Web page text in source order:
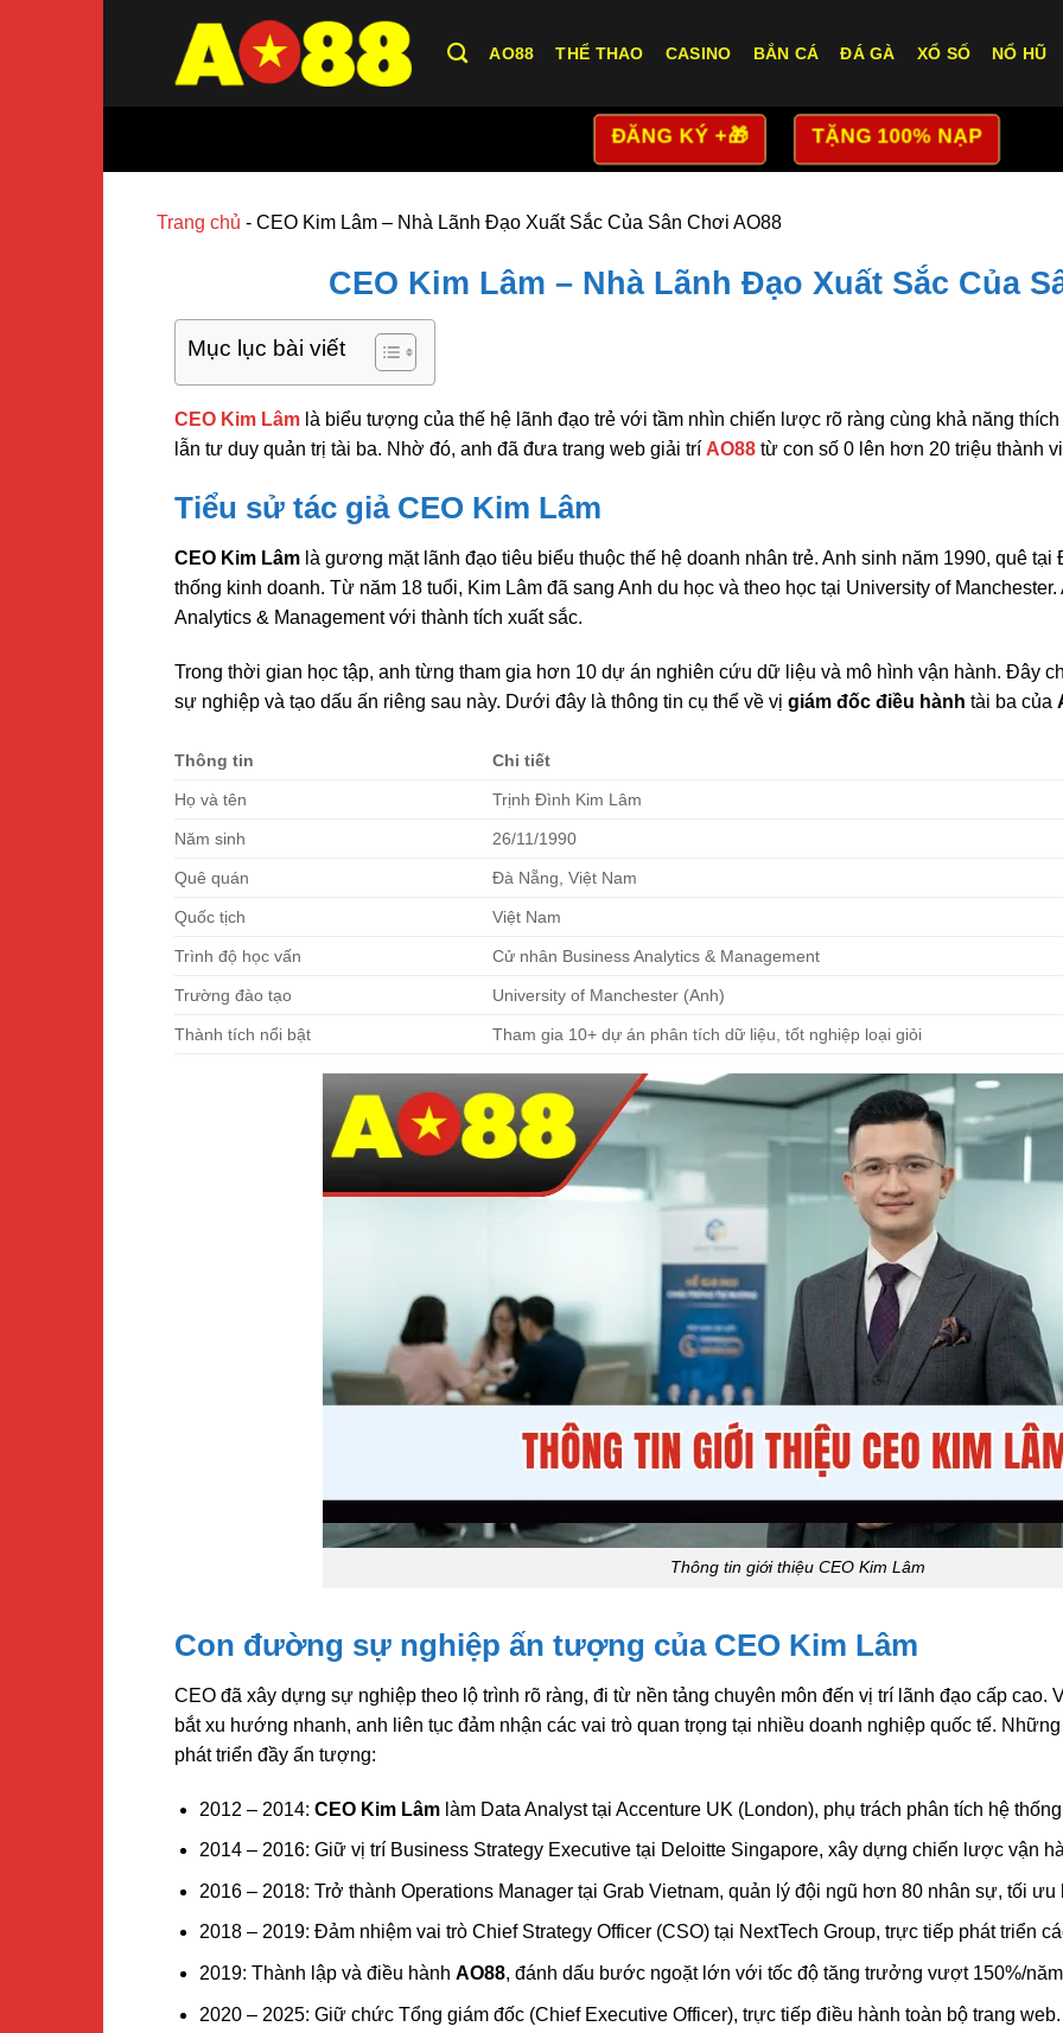
dung
AO88 THỂ THAO CASINO BẮN CÁ ĐÁ GÀ XỔ SỐ NỔ HŨ
ĐĂNG KÝ +🎁 TẶNG 100% NẠP
Trang chủ - CEO Kim Lâm – Nhà Lãnh Đạo Xuất Sắc Của Sân Chơi AO88
CEO Kim Lâm – Nhà Lãnh Đạo Xuất Sắc Của
Mục lục bài viết
CEO Kim Lâm là biểu tượng của thế hệ lãnh đạo trẻ với tầm nhìn chiến lược rõ ràng cùng khả năng
lẫn tư duy quản trị tài ba. Nhờ đó, anh đã đưa trang web giải trí AO88 từ con số 0 lên hơn 20 triệu thành
Tiểu sử tác giả CEO Kim Lâm
CEO Kim Lâm là gương mặt lãnh đạo tiêu biểu thuộc thế hệ doanh nhân trẻ. Anh sinh năm 1990, quê
thống kinh doanh. Từ năm 18 tuổi, Kim Lâm đã sang Anh du học và theo học tại University of
Analytics & Management với thành tích xuất sắc.
Trong thời gian học tập, anh từng tham gia hơn 10 dự án nghiên cứu dữ liệu và mô hình vận hành. Đây
sự nghiệp và tạo dấu ấn riêng sau này. Dưới đây là thông tin cụ thể về vị giám đốc điều hành tài ba của
Thông tin Chi tiết
Họ và tên Trịnh Đình Kim Lâm
Năm sinh 26/11/1990
Quê quán Đà Nẵng, Việt Nam
Quốc tịch Việt Nam
Trình độ học vấn Cử nhân Business Analytics & Management
Trường đào tạo University of Manchester (Anh)
Thành tích nổi bật Tham gia 10+ dự án phân tích dữ liệu, tốt nghiệp loại giỏi
Thông tin giới thiệu CEO Kim Lâm
Con đường sự nghiệp ấn tượng của CEO Kim Lâm
CEO đã xây dựng sự nghiệp theo lộ trình rõ ràng, đi từ nền tảng chuyên môn đến vị trí lãnh đạo cấp
bắt xu hướng nhanh, anh liên tục đảm nhận các vai trò quan trọng tại nhiều doanh nghiệp quốc tế.
phát triển đầy ấn tượng:
2012 – 2014: CEO Kim Lâm làm Data Analyst tại Accenture UK (London), phụ trách phân tích hệ
2014 – 2016: Giữ vị trí Business Strategy Executive tại Deloitte Singapore, xây dựng chiến lược vận
2016 – 2018: Trở thành Operations Manager tại Grab Vietnam, quản lý đội ngũ hơn 80 nhân sự, tối ưu
2018 – 2019: Đảm nhiệm vai trò Chief Strategy Officer (CSO) tại NextTech Group, trực tiếp phát triển
2019: Thành lập và điều hành AO88, đánh dấu bước ngoặt lớn với tốc độ tăng trưởng vượt 150%/
2020 – 2025: Giữ chức Tổng giám đốc (Chief Executive Officer), trực tiếp điều hành toàn bộ trang web.